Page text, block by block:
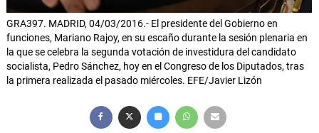
GRA397. MADRID, 04/03/2016.- El presidente del Gobierno en
funciones, Mariano Rajoy, en su escaño durante la sesión plenaria en
la que se celebra la segunda votación de investidura del candidato
socialista, Pedro Sánchez, hoy en el Congreso de los Diputados, tras
la primera realizada el pasado miércoles. EFE/Javier Lizón